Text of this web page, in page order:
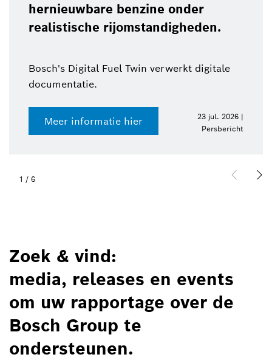
hernieuwbare benzine onder
realistische rijomstandigheden.
Bosch's Digital Fuel Twin verwerkt digitale
documentatie.
Meer informatie hier
23 jul. 2026 |
Persbericht
2 / 6
Zoek & vind:
media, releases en events
om uw rapportage over de
Bosch Group te
ondersteunen.